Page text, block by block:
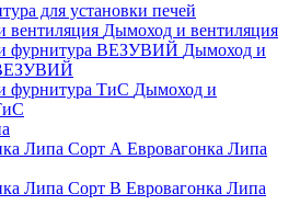
для установки печей
Дымоход и вентиляция
Дымоход и
Дымоход и
Евровагонка Липа
Евровагонка Липа